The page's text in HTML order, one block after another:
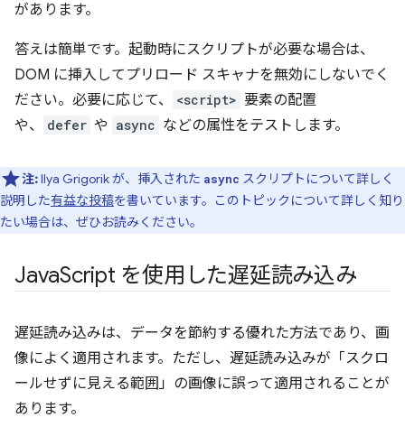
があります。
答えは簡単です。起動時にスクリプトが必要な場合は、
DOM に挿入してプリロード スキャナを無効にしないでく
ださい。必要に応じて、
<script> 要素の配置
や、
defer や async などの属性をテストします。
注:Ilya Grigorik が、挿入された async スクリプトについて詳しく
説明した有益な投稿を書いています。このトピックについて詳しく知り
たい場合は、ぜひお読みください。
JavaScript を使用した遅延読み込み
遅延読み込みは、データを節約する優れた方法であり、画
像によく適用されます。ただし、遅延読み込みが「スクロ
ールせずに見える範囲」の画像に誤って適用されることが
あります。